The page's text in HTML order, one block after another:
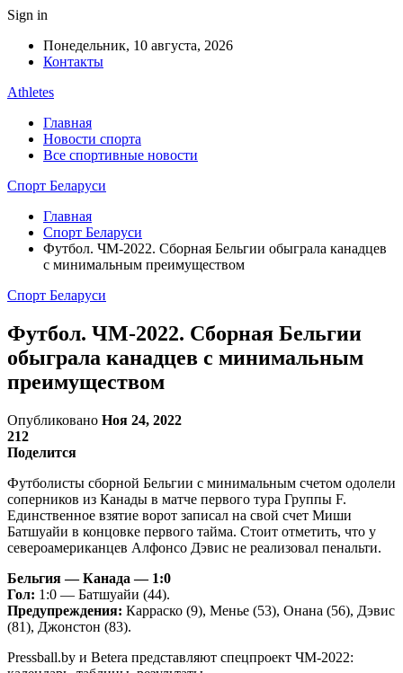
Sign in
Понедельник, 10 августа, 2026
Контакты
Athletes
Главная
Новости спорта
Все спортивные новости
Спорт Беларуси
Главная
Спорт Беларуси
Футбол. ЧМ-2022. Сборная Бельгии обыграла канадцев
с минимальным преимуществом
Спорт Беларуси
Футбол. ЧМ-2022. Сборная Бельгии
обыграла канадцев с минимальным
преимуществом
Опубликовано Ноя 24, 2022
212
Поделится
Футболисты сборной Бельгии с минимальным счетом одолели
соперников из Канады в матче первого тура Группы F.
Единственное взятие ворот записал на свой счет Миши
Батшуайи в концовке первого тайма. Стоит отметить, что у
североамериканцев Алфонсо Дэвис не реализовал пенальти.
Бельгия — Канада — 1:0
Гол: 1:0 — Батшуайи (44).
Предупреждения: Карраско (9), Менье (53), Онана (56), Дэвис
(81), Джонстон (83).
Pressball.by и Betera представляют спецпроект ЧМ-2022: